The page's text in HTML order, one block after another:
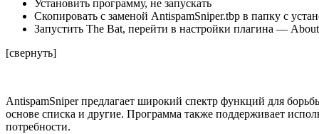
Установить программу, не запускать
Скопировать с заменой AntispamSniper.tbp в папку с
Запустить The Bat, перейти в настройки плагина —
[свернуть]
AntispamSniper предлагает широкий спектр функций для
основе списка и другие. Программа также поддерживает
потребности.